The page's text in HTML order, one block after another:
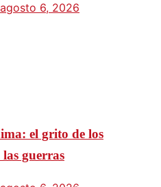
agosto 6, 2026
el grito de los
guerras